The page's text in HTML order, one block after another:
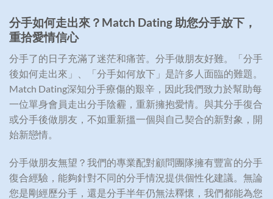
分手如何走出來？ Match Dating助您分手放下，
重拾愛情信心
分手了的日子充滿了迷茫和痛苦。分手做朋友好難。「分手
後如何走出來」、「分手如何放下」是許多人面臨的難題。
Match Dating深知分手療傷的艱辛，因此我們致力於幫助每
一位單身會員走出分手陰霾，重新擁抱愛情。與其分手復合
或分手後做朋友，不如重新搵一個與自己契合的新對象，開
始新戀情。
分手做朋友無望？我們的專業配對顧問團隊擁有豐富的分手
復合經驗，能夠針對不同的分手情況提供個性化建議。無論
您是剛經歷分手，還是分手半年仍無法釋懷，我們都能為您